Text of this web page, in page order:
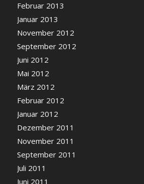
Februar 2013
Januar 2013
November 2012
September 2012
Juni 2012
Mai 2012
März 2012
Februar 2012
Januar 2012
Dezember 2011
November 2011
September 2011
Juli 2011
Juni 2011